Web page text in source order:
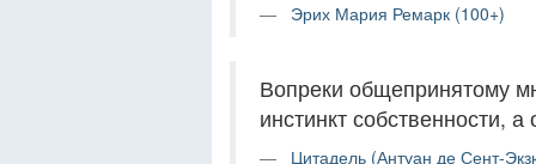
Эрих Мария Ремарк (100+)
Вопреки общепринятому
инстинкт собственности,
Цитадель (Антуан де Сент-